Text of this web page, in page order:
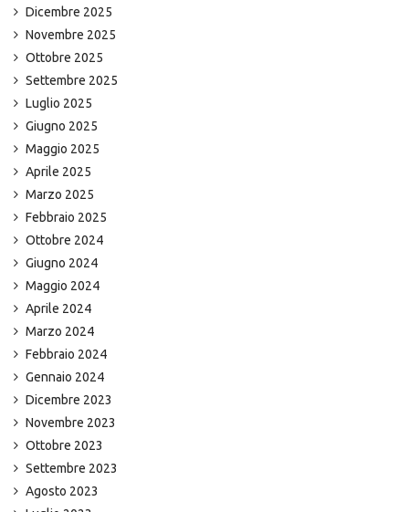
Dicembre 2025
Novembre 2025
Ottobre 2025
Settembre 2025
Luglio 2025
Giugno 2025
Maggio 2025
Aprile 2025
Marzo 2025
Febbraio 2025
Ottobre 2024
Giugno 2024
Maggio 2024
Aprile 2024
Marzo 2024
Febbraio 2024
Gennaio 2024
Dicembre 2023
Novembre 2023
Ottobre 2023
Settembre 2023
Agosto 2023